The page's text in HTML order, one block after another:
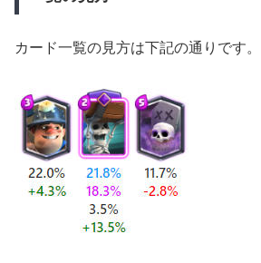
カード一覧の見方は下記の通りです。